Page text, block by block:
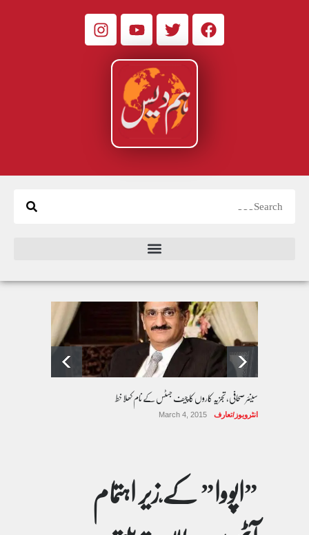
سینئر صحافی، تجزیہ کاروں کا چیف جسٹس کے نام کھلا خط
انٹرویوز/تعارف March 4, 2015
”اپووا” کے ٘زیر اہتمام